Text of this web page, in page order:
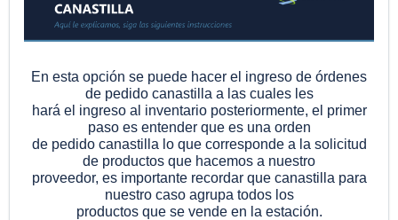
En esta opción se puede hacer el ingreso de órdenes
de pedido canastilla a las cuales les
hará el ingreso al inventario posteriormente, el primer
paso es entender que es una orden
de pedido canastilla lo que corresponde a la solicitud
de productos que hacemos a nuestro
proveedor, es importante recordar que canastilla para
nuestro caso agrupa todos los
productos que se vende en la estación.